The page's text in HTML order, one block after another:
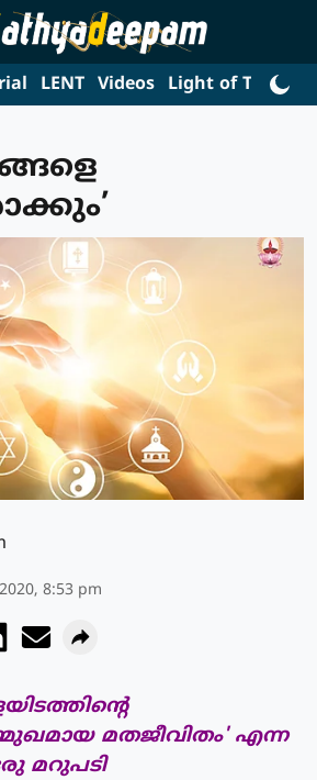
LENT Videos Light of Truth
8:53 pm
മതജീവിതം' എന്ന
മറുപടി